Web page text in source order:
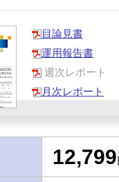
目論見書
運用報告書
週次レポート
月次レポート
12,799